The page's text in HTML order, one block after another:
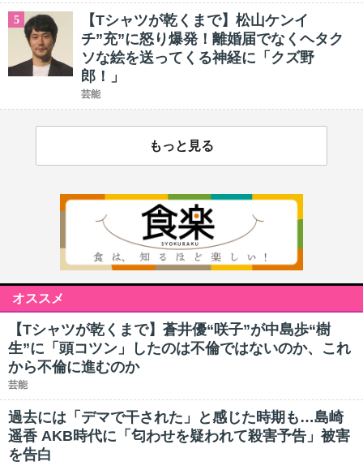
5
【Tシャツが乾くまで】松山ケンイ
チ”充”に怒り爆発！離婚届でなくヘタク
ソな絵を送ってくる神経に「クズ野
郎！」
芸能
もっと見る
オススメ
【Tシャツが乾くまで】蒼井優“咲子”が中島歩“樹
生”に「頭コツン」したのは不倫ではないのか、これ
から不倫に進むのか
芸能
過去には「デマで干された」と感じた時期も…島崎
遥香 AKB時代に「匂わせを疑われて殺害予告」被害
を告白